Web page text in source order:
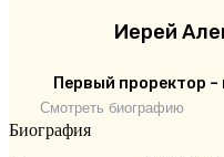
Иерей
Первый проректор
Смотреть биографию
Биография